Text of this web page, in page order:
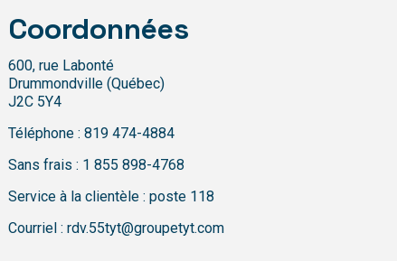
Coordonnées
600, rue Labonté
Drummondville (Québec)
J2C 5Y4
Téléphone : 819 474-4884
Sans frais : 1 855 898-4768
Service à la clientèle : poste 118
Courriel : rdv.55tyt@groupetyt.com